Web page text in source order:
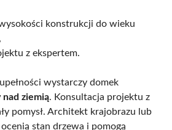
konstrukcji do wieku
z ekspertem.
wystarczy domek
ziemią. Konsultacja projektu z
pomysł. Architekt krajobrazu lub
stan drzewa i pomogą